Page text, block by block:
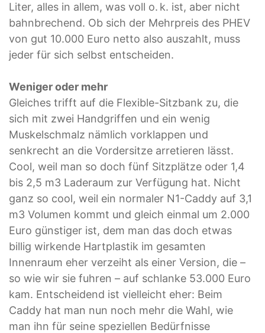
Liter, alles in allem, was voll o. k. ist, aber nicht
bahn­brechend. Ob sich der Mehrpreis des PHEV
von gut 10.000 Euro netto also auszahlt, muss
jeder für sich selbst entscheiden.
Weniger oder mehr
Gleiches trifft auf die Flexible-Sitzbank zu, die
sich mit zwei Handgriffen und ein wenig
Muskelschmalz nämlich vorklappen und
senkrecht an die Vordersitze arretieren lässt.
Cool, weil man so doch fünf Sitzplätze oder 1,4
bis 2,5 m3 Laderaum zur Verfügung hat. Nicht
ganz so cool, weil ein normaler N1-Caddy auf 3,1
m3 Volumen kommt und gleich einmal um 2.000
Euro günstiger ist, dem man das doch etwas
billig wirkende Hartplastik im gesamten
Innenraum eher verzeiht als einer Version, die –
so wie wir sie fuhren – auf schlanke 53.000 Euro
kam. Entscheidend ist vielleicht eher: Beim
Caddy hat man nun noch mehr die Wahl, wie
man ihn für seine speziellen Bedürfnisse